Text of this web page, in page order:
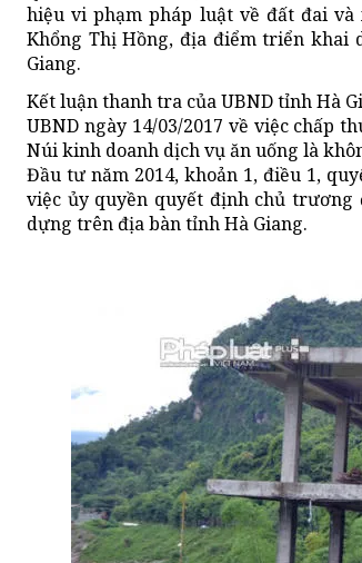
hiệu vi phạm pháp luật về đất đai
Khổng Thị Hồng, địa điểm triển khai
Giang.
Kết luận thanh tra của UBND tỉnh Hà
UBND ngày 14/03/2017 về việc chấp
Núi kinh doanh dịch vụ ăn uống là
Đầu tư năm 2014, khoản 1, điều 1,
việc ủy quyền quyết định chủ
dựng trên địa bàn tỉnh Hà Giang.